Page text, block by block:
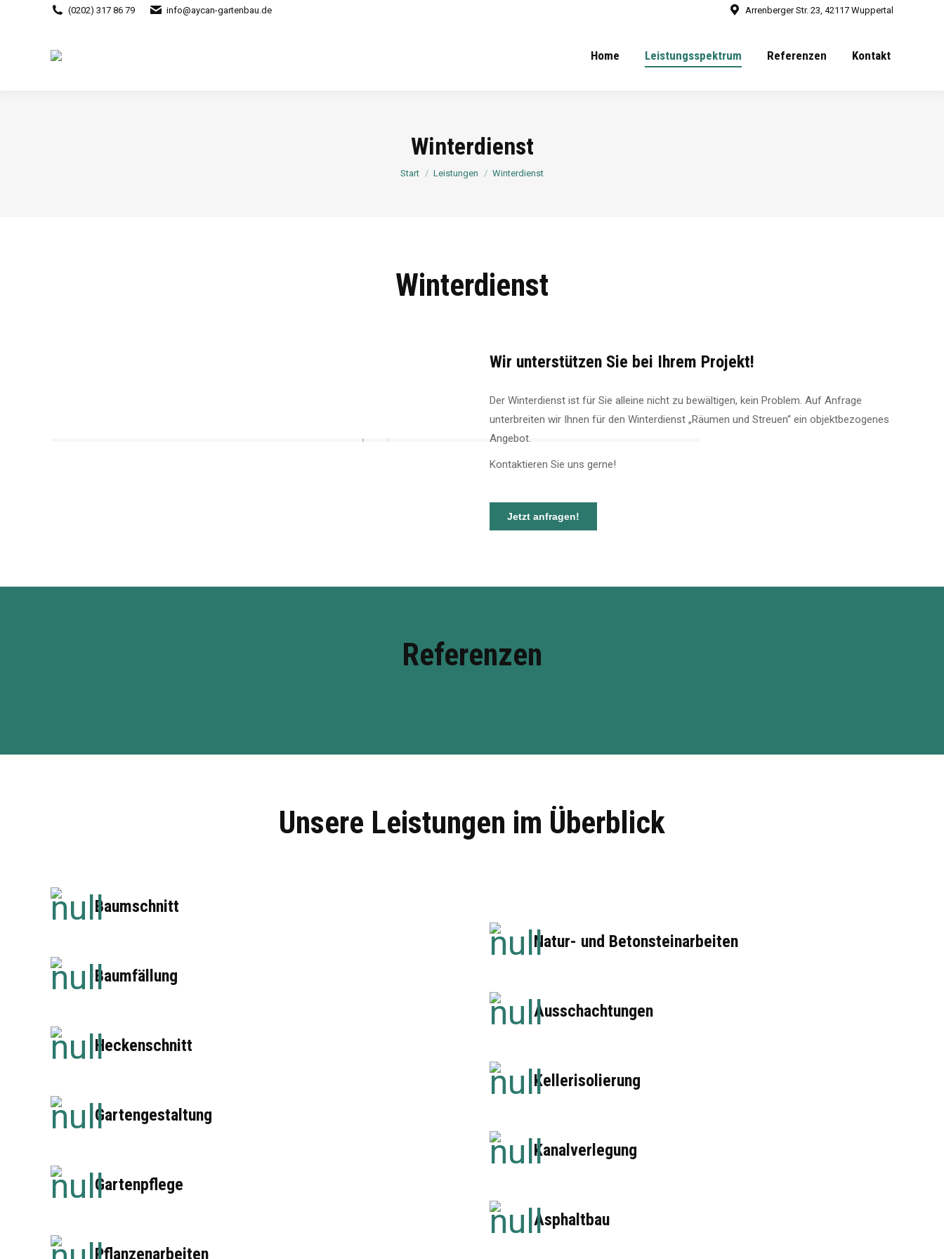
(0202) 317 86 79 info@aycan-gartenbau.de Arrenberger Str. 23, 42117 Wuppertal
Home Leistungsspektrum Referenzen Kontakt
Winterdienst
Sie befinden sich hier:
Start Leistungen Winterdienst
Winterdienst
Wir unterstützen Sie bei Ihrem Projekt!
Der Winterdienst ist für Sie alleine nicht zu bewältigen, kein Problem. Auf Anfrage
unterbreiten wir Ihnen für den Winterdienst „Räumen und Streuen“ ein objektbezogenes
Angebot.
Kontaktieren Sie uns gerne!
Jetzt anfragen!
Referenzen
Unsere Leistungen im Überblick
Baumschnitt
Baumfällung
Heckenschnitt
Gartengestaltung
Gartenpflege
Pflanzenarbeiten
Natur- und Betonsteinarbeiten
Ausschachtungen
Kellerisolierung
Kanalverlegung
Asphaltbau